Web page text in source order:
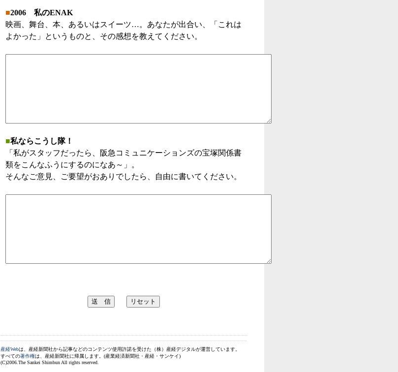
■2006 私のENAK
映画、舞台、本、あるいはスイーツ…。あなたが出合い、「これは
よかった」というものと、その感想を教えてください。
■私ならこうし隊！
「私がスタッフだったら、阪急コミュニケーションズの宝塚関係書
類をこんなふうにするのになあ～」。
そんなご意見、ご要望がおありでしたら、自由に書いてください。
産経Webは、産経新聞社から記事などのコンテンツ使用許諾を受けた（株）産経デジタルが運営しています。
すべての著作権は、産経新聞社に帰属します。(産業経済新聞社・産経・サンケイ)
(C)2006.The Sankei Shimbun All rights reserved.